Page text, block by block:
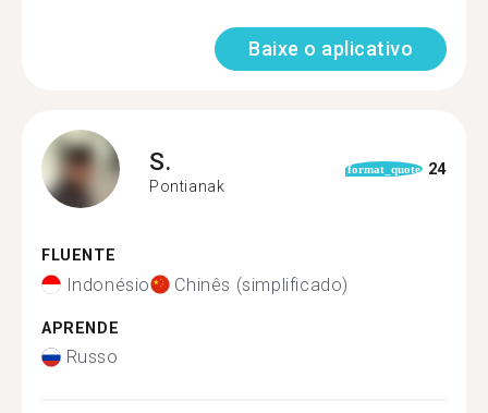
Baixe o aplicativo
S.
Pontianak
format_quote 24
FLUENTE
Indonésio Chinês (simplificado)
APRENDE
Russo